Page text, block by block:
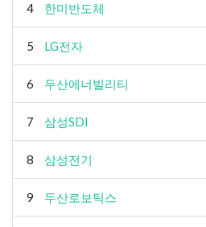
4 한미반도체
5 LG전자
6 두산에너빌리티
7 삼성SDI
8 삼성전기
9 두산로보틱스